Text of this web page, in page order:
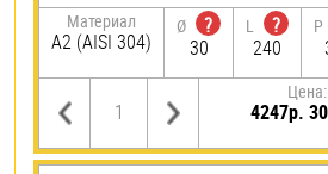
Материал
А2 (AISI 304)
Ø
?
30
L
?
240
P
Цена:
4247р.